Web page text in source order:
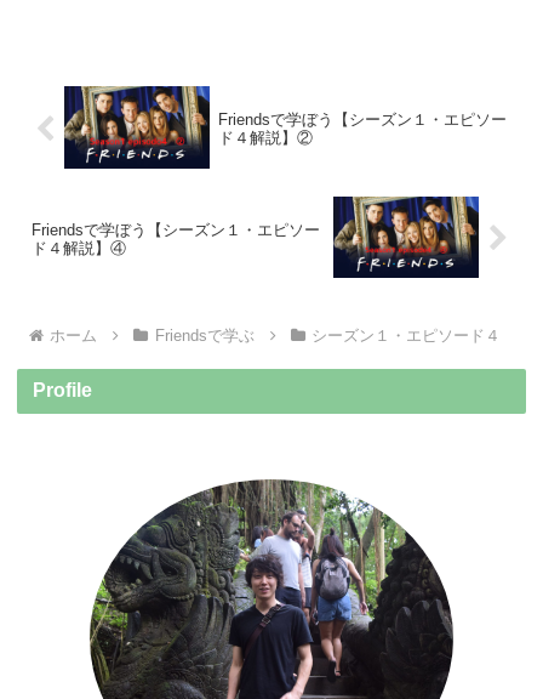
Friendsで学ぼう【シーズン１・エピソー
ド４解説】②
Friendsで学ぼう【シーズン１・エピソー
ド４解説】④
ホーム Friendsで学ぶ シーズン１・エピソード４
Profile